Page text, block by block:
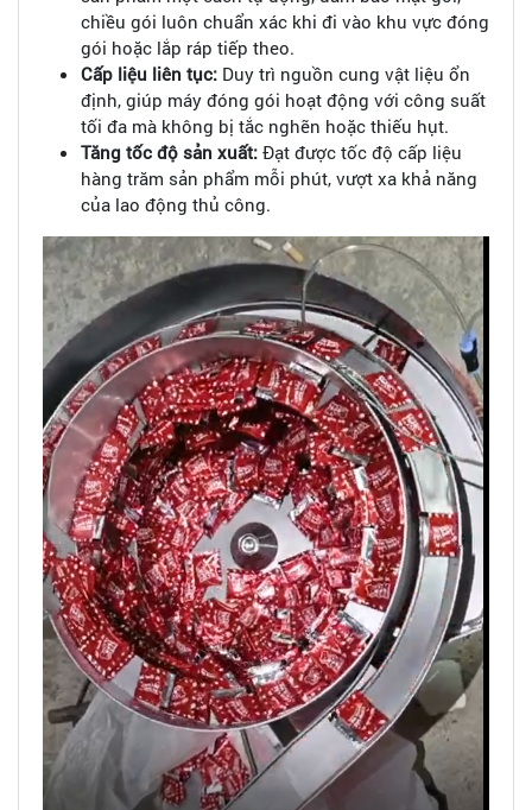
chiều gói luôn chuẩn xác khi đi vào khu vực đóng
gói hoặc lắp ráp tiếp theo.
Cấp liệu liên tục: Duy trì nguồn cung vật liệu ổn
định, giúp máy đóng gói hoạt động với công suất
tối đa mà không bị tắc nghẽn hoặc thiếu hụt.
Tăng tốc độ sản xuất: Đạt được tốc độ cấp liệu
hàng trăm sản phẩm mỗi phút, vượt xa khả năng
của lao động thủ công.